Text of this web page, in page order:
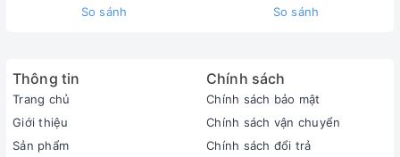
So sánh So sánh
Thông tin
Trang chủ
Giới thiệu
Sản phẩm
Chính sách
Chính sách bảo mật
Chính sách vận chuyển
Chính sách đổi trả